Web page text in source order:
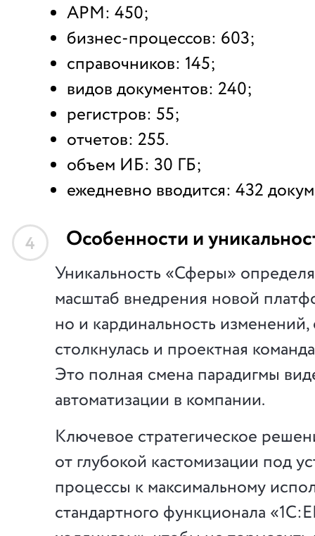
АРМ: 450;
бизнес-процессов: 603;
справочников: 145;
видов документов: 240;
регистров: 55;
отчетов: 255.
объем ИБ: 30 ГБ;
ежедневно вводится: 432
4 Особенности и
Уникальность «Сферы»
масштаб внедрения новой
но и кардинальность
столкнулась и проектная
Это полная смена парадигмы
автоматизации в компании.
Ключевое стратегическое
от глубокой кастомизации под
процессы к максимальному
стандартного функционала